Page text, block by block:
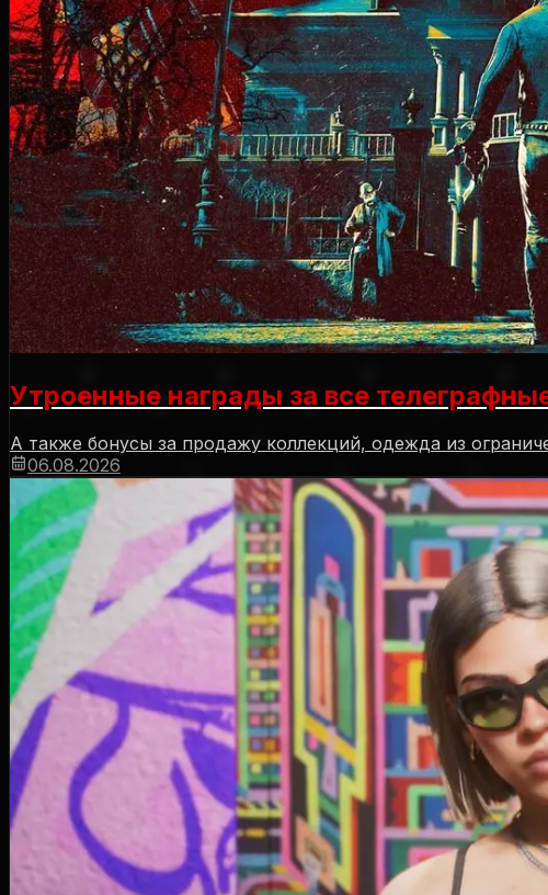
Утроенные награды за все
А также бонусы за продажу коллекций, одежда из
06.08.2026